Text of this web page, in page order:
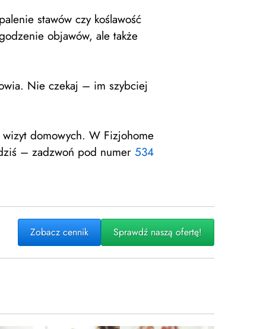
stawów czy koślawość
objawów, ale także
Nie czekaj – im szybciej
domowych. W Fizjohome
– zadzwoń pod numer 534
Zobacz cennik Sprawdź naszą ofertę!